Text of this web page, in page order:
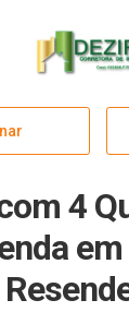
Página
4